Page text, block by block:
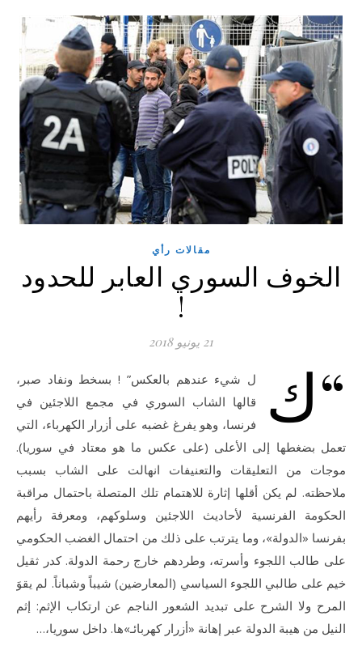
مقالات رأي
الخوف السوري العابر للحدود
!
21 يونيو 2018
“ك
ل شيء عندهم بالعكس” ! بسخط ونفاد صبر،
قالها الشاب السوري في مجمع اللاجئين في
فرنسا، وهو يفرغ غضبه على أزرار الكهرباء، التي
تعمل بضغطها إلى الأعلى (على عكس ما هو معتاد في سوريا).
موجات من التعليقات والتعنيفات انهالت على الشاب بسبب
ملاحظته. لم يكن أقلها إثارة للاهتمام تلك المتصلة باحتمال مراقبة
الحكومة الفرنسية لأحاديث اللاجئين وسلوكهم، ومعرفة رأيهم
بفرنسا «الدولة»، وما يترتب على ذلك من احتمال الغضب الحكومي
على طالب اللجوء وأسرته، وطردهم خارج رحمة الدولة. كدر ثقيل
خيم على طالبي اللجوء السياسي (المعارضين) شيباً وشباناً. لم يقوَ
المرح ولا الشرح على تبديد الشعور الناجم عن ارتكاب الإثم: إثم
النيل من هيبة الدولة عبر إهانة «أزرار كهربائـ»ها. داخل سوريا،…